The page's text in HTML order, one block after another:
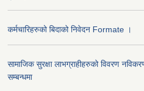
कर्मचारिहरुको बिदाको निवेदन Formate ।
सामाजिक सुरक्षा लाभग्राहीहरुको विवरण
सम्बन्धमा